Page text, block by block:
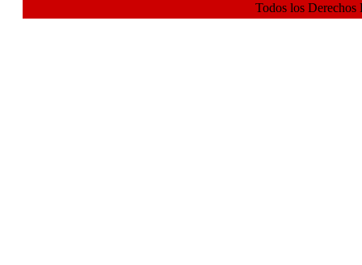
Todos los Derechos